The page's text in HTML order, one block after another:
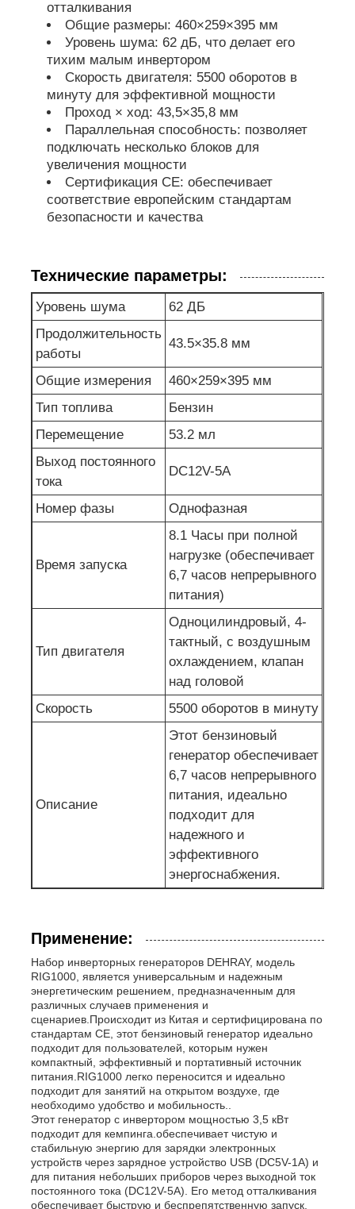
Сохранение генератора
Сварочный генератор
двигатель дизеля генератора
насос для сточных вод
отталкивания
Общие размеры: 460×259×395 мм
Уровень шума: 62 дБ, что делает его
тихим малым инвертором
Скорость двигателя: 5500 оборотов в
минуту для эффективной мощности
Проход × ход: 43,5×35,8 мм
Параллельная способность: позволяет
подключать несколько блоков для
увеличения мощности
Сертификация CE: обеспечивает
соответствие европейским стандартам
безопасности и качества
Технические параметры:
Уровень шума
62 ДБ
Продолжительность
работы
43.5×35.8 мм
Общие измерения
460×259×395 мм
Тип топлива
Бензин
Перемещение
53.2 мл
Выход постоянного
тока
DC12V-5A
Номер фазы Однофазная
Время запуска
8.1 Часы при полной
нагрузке (обеспечивает
6,7 часов непрерывного
питания)
Тип двигателя
Одноцилиндровый, 4-
тактный, с воздушным
охлаждением, клапан
над головой
Скорость
5500 оборотов в минуту
Описание
Этот бензиновый
генератор обеспечивает
6,7 часов непрерывного
питания, идеально
подходит для
надежного и
эффективного
энергоснабжения.
Применение:
Набор инверторных генераторов DEHRAY, модель
RIG1000, является универсальным и надежным
энергетическим решением, предназначенным для
различных случаев применения и
сценариев.Происходит из Китая и сертифицирована по
стандартам CE, этот бензиновый генератор идеально
подходит для пользователей, которым нужен
компактный, эффективный и портативный источник
питания.RIG1000 легко переносится и идеально
подходит для занятий на открытом воздухе, где
необходимо удобство и мобильность..
Этот генератор с инвертором мощностью 3,5 кВт
подходит для кемпинга.обеспечивает чистую и
стабильную энергию для зарядки электронных
устройств через зарядное устройство USB (DC5V-1A) и
для питания небольших приборов через выходной ток
постоянного тока (DC12V-5A). Его метод отталкивания
обеспечивает быструю и беспрепятственную запуск,